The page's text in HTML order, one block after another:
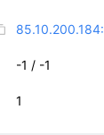
-1 / -1
1